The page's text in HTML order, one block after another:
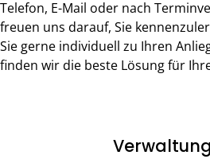
Telefon, E-Mail oder nach
freuen uns darauf, Sie
Sie gerne individuell zu Ihren
finden wir die beste Lösung für
Verwaltung